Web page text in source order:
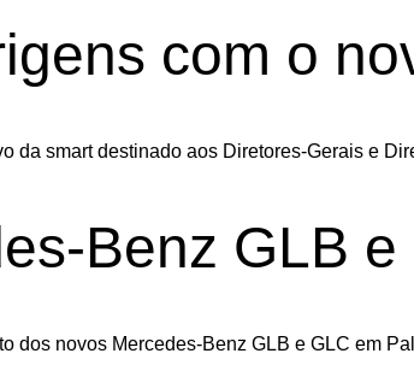
com o
da smart destinado aos Diretores-Gerais e
Benz GLB e
novos Mercedes-Benz GLB e GLC em